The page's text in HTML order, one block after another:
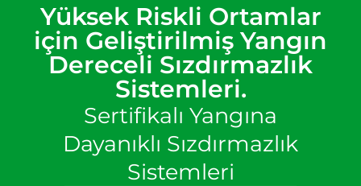
Yüksek Riskli Ortamlar
için Geliştirilmiş Yangın
Dereceli Sızdırmazlık
Sistemleri.
Sertifikalı Yangına
Dayanıklı Sızdırmazlık
Sistemleri